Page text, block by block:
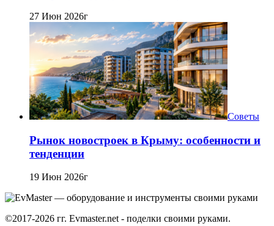
27 Июн 2026г
Советы
Рынок новостроек в Крыму: особенности и
тенденции
19 Июн 2026г
©2017-2026 гг. Evmaster.net - поделки своими руками.